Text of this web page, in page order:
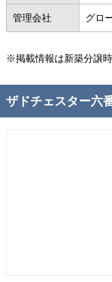
管理会社 グロ
※掲載情報は新築分譲
ザドチェスター六